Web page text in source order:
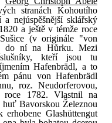
stranách Kohoutího
nejúspěšnější sklářský
a ještě v témže roce
(v originále "von
do ní na Hůrku. Mezi
kteří jsou tu
Hafenbrädl, a to
pánu von Hafenbrädl
roz. Neudorferovou,
1782. Vlastnil na
huť Bavorskou Železnou
Glashüttengut